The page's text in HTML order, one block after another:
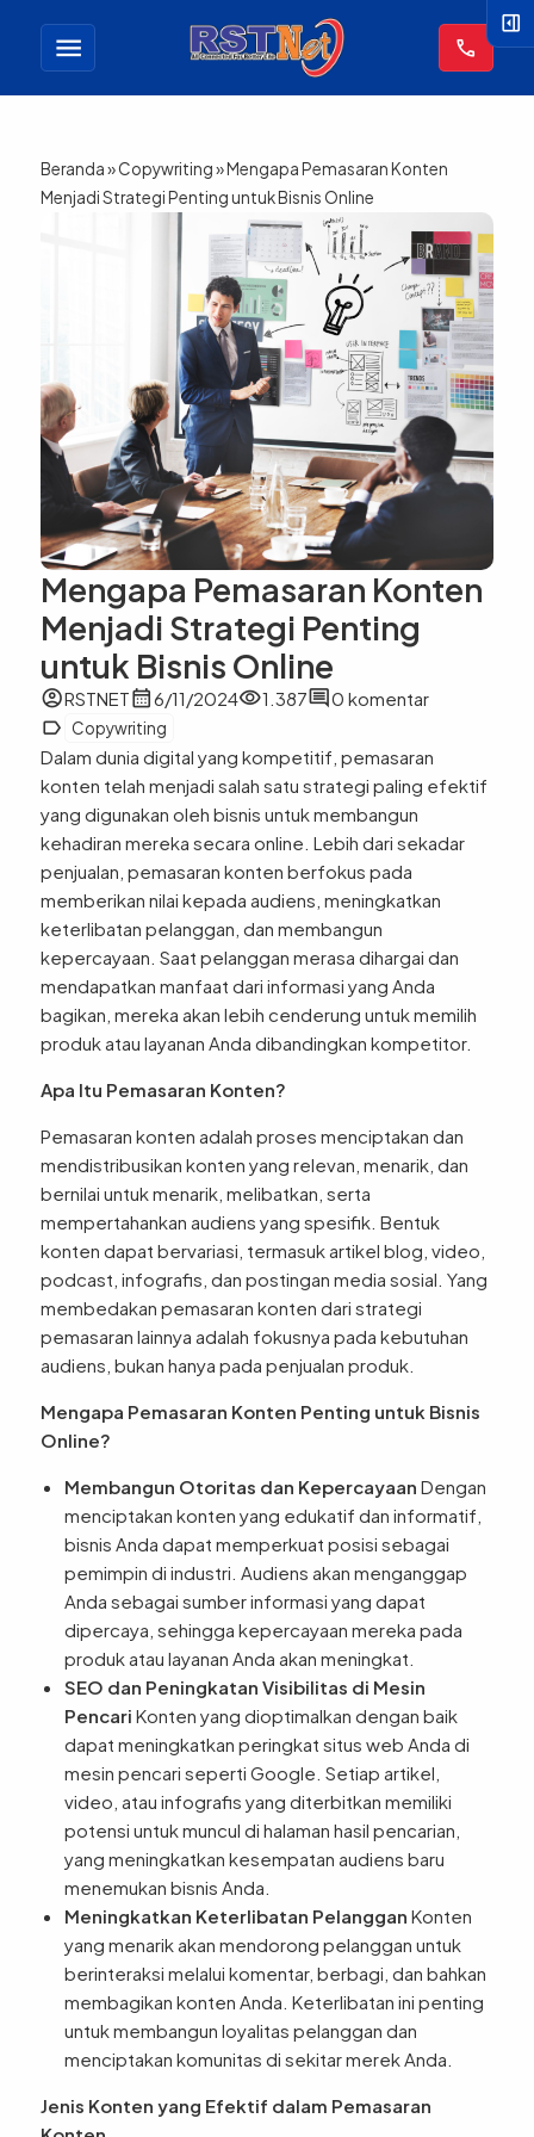
menu call
Beranda»Copywriting»Mengapa Pemasaran Konten
Menjadi Strategi Penting untuk Bisnis Online
Mengapa Pemasaran Konten
Menjadi Strategi Penting
untuk Bisnis Online
account_circleRSTNETcalendar_month6/11/2024visibility1.387comment0 komentar
label Copywriting
Dalam dunia digital yang kompetitif, pemasaran
konten telah menjadi salah satu strategi paling efektif
yang digunakan oleh bisnis untuk membangun
kehadiran mereka secara online. Lebih dari sekadar
penjualan, pemasaran konten berfokus pada
memberikan nilai kepada audiens, meningkatkan
keterlibatan pelanggan, dan membangun
kepercayaan. Saat pelanggan merasa dihargai dan
mendapatkan manfaat dari informasi yang Anda
bagikan, mereka akan lebih cenderung untuk memilih
produk atau layanan Anda dibandingkan kompetitor.
Apa Itu Pemasaran Konten?
Pemasaran konten adalah proses menciptakan dan
mendistribusikan konten yang relevan, menarik, dan
bernilai untuk menarik, melibatkan, serta
mempertahankan audiens yang spesifik. Bentuk
konten dapat bervariasi, termasuk artikel blog, video,
podcast, infografis, dan postingan media sosial. Yang
membedakan pemasaran konten dari strategi
pemasaran lainnya adalah fokusnya pada kebutuhan
audiens, bukan hanya pada penjualan produk.
Mengapa Pemasaran Konten Penting untuk Bisnis
Online?
Membangun Otoritas dan Kepercayaan Dengan
menciptakan konten yang edukatif dan informatif,
bisnis Anda dapat memperkuat posisi sebagai
pemimpin di industri. Audiens akan menganggap
Anda sebagai sumber informasi yang dapat
dipercaya, sehingga kepercayaan mereka pada
produk atau layanan Anda akan meningkat.
SEO dan Peningkatan Visibilitas di Mesin
Pencari Konten yang dioptimalkan dengan baik
dapat meningkatkan peringkat situs web Anda di
mesin pencari seperti Google. Setiap artikel,
video, atau infografis yang diterbitkan memiliki
potensi untuk muncul di halaman hasil pencarian,
yang meningkatkan kesempatan audiens baru
menemukan bisnis Anda.
Meningkatkan Keterlibatan Pelanggan Konten
yang menarik akan mendorong pelanggan untuk
berinteraksi melalui komentar, berbagi, dan bahkan
membagikan konten Anda. Keterlibatan ini penting
untuk membangun loyalitas pelanggan dan
menciptakan komunitas di sekitar merek Anda.
Jenis Konten yang Efektif dalam Pemasaran
right_panel_open